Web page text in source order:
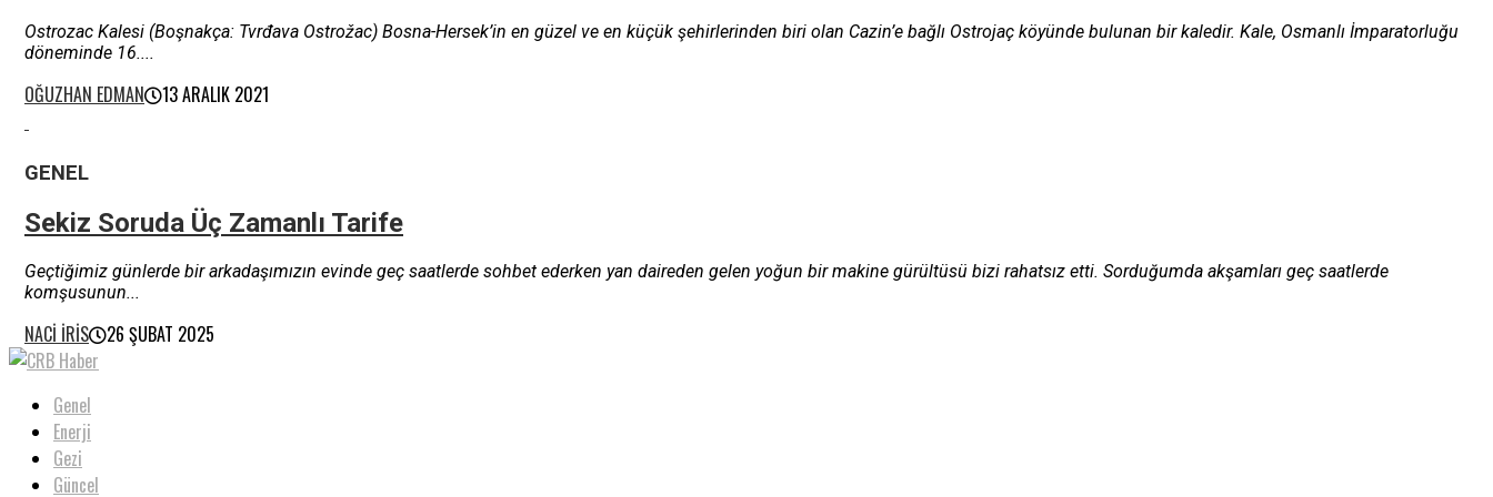
Ostrozac Kalesi (Boşnakça: Tvrđava Ostrožac) Bosna-Hersek’in en güzel ve en küçük şehirlerinden biri olan Cazin’e bağlı Ostrojaç köyünde bulunan bir kaledir. Kale, Osmanlı İmparatorluğu
döneminde 16....
OĞUZHAN EDMAN 13 ARALIK 2021
GENEL
Sekiz Soruda Üç Zamanlı Tarife
Geçtiğimiz günlerde bir arkadaşımızın evinde geç saatlerde sohbet ederken yan daireden gelen yoğun bir makine gürültüsü bizi rahatsız etti. Sorduğumda akşamları geç saatlerde
komşusunun...
NACI İRIS 26 ŞUBAT 2025
Genel
Enerji
Gezi
Güncel